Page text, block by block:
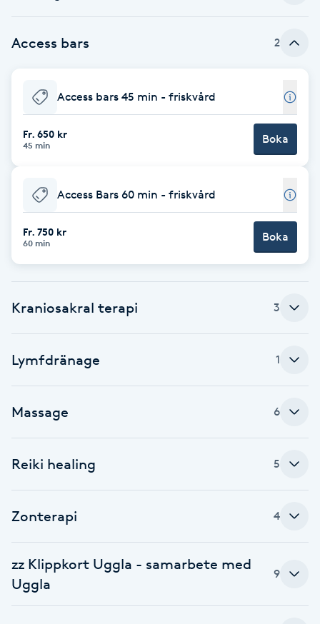
Bambumassage
Barber
Barnklippning
BIAB
Blowout
Bottenfärg
Brynfärgning
Brynplockning
Bröllopsuppsättning
C
Celluliter
Coachning
Color correction
Access bars 2
Access bars 45 min - friskvård
Fr. 650 kr
45 min Boka
Access Bars 60 min - friskvård
Fr. 750 kr
60 min Boka
Kraniosakral terapi 3
Lymfdränage 1
Massage 6
Reiki healing 5
Zonterapi 4
zz Klippkort Uggla - samarbete med
Uggla
9